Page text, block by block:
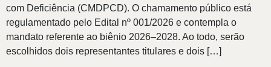
com Deficiência (CMDPCD). O chamamento público está
regulamentado pelo Edital nº 001/2026 e contempla o
mandato referente ao biênio 2026–2028. Ao todo, serão
escolhidos dois representantes titulares e dois […]